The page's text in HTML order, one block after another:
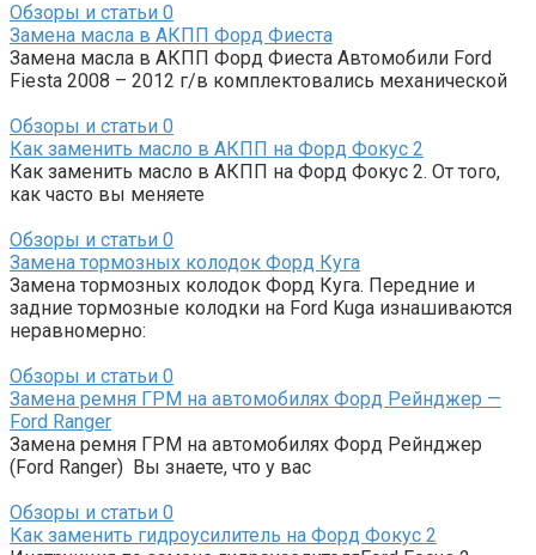
Обзоры и статьи 0
Замена масла в АКПП Форд Фиеста
Замена масла в АКПП Форд Фиеста Автомобили Ford
Fiesta 2008 – 2012 г/в комплектовались механической
Обзоры и статьи 0
Как заменить масло в АКПП на Форд Фокус 2
Как заменить масло в АКПП на Форд Фокус 2. От того,
как часто вы меняете
Обзоры и статьи 0
Замена тормозных колодок Форд Куга
Замена тормозных колодок Форд Куга. Передние и
задние тормозные колодки на Ford Kuga изнашиваются
неравномерно:
Обзоры и статьи 0
Замена ремня ГРМ на автомобилях Форд Рейнджер —
Ford Ranger
Замена ремня ГРМ на автомобилях Форд Рейнджер
(Ford Ranger) Вы знаете, что у вас
Обзоры и статьи 0
Как заменить гидроусилитель на Форд Фокус 2